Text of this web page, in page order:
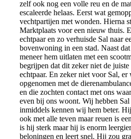
zelf ook nog een volle reu en de
escaleerde helaas. Eerst wat
vechtpartijen met wonden. Hierna
Marktplaats voor een nieuw thuis.
echtpaar en zo verhuisde Sal naar
bovenwoning in een stad. Naast
meneer hem uitlaten met een
begrijpen dat dit zeker niet de
echtpaar. En zeker niet voor Sal, er
opgenomen met de
en die zochten contact met ons
even bij ons woont. Wij hebben Sal
inmiddels kennen wij hem beter.
ook met alle teven maar reuen is
is hij sterk maar hij is enorm
beloningen en leert snel. Hij zou